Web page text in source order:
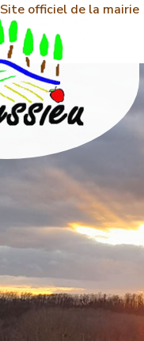
Site officiel de la mairie